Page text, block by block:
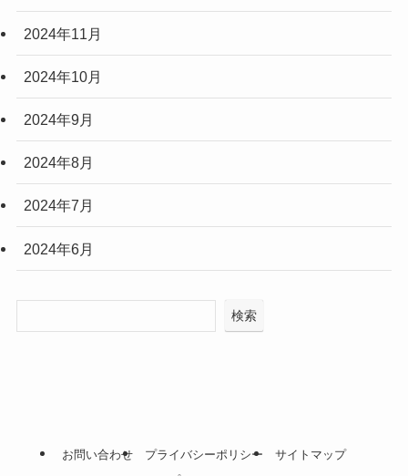
2024年11月
2024年10月
2024年9月
2024年8月
2024年7月
2024年6月
検索
お問い合わせ プライバシーポリシー
サイトマップ